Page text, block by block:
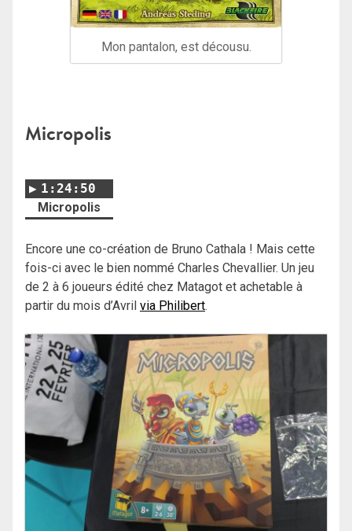
Mon pantalon, est décousu.
Micropolis
1:24:50
Micropolis
Encore une co-création de Bruno Cathala ! Mais cette
fois-ci avec le bien nommé Charles Chevallier. Un jeu
de 2 à 6 joueurs édité chez Matagot et achetable à
partir du mois d’Avril via Philibert.